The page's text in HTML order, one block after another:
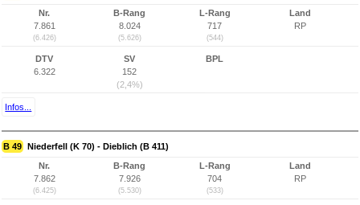
Nr.
7.861
(6.426)
B-Rang
8.024
(5.626)
L-Rang
717
(544)
Land
RP
DTV
6.322
SV
152
(2,4%)
BPL
Infos...
B 49 Niederfell (K 70) - Dieblich (B 411)
Nr.
7.862
(6.425)
B-Rang
7.926
(5.530)
L-Rang
704
(533)
Land
RP